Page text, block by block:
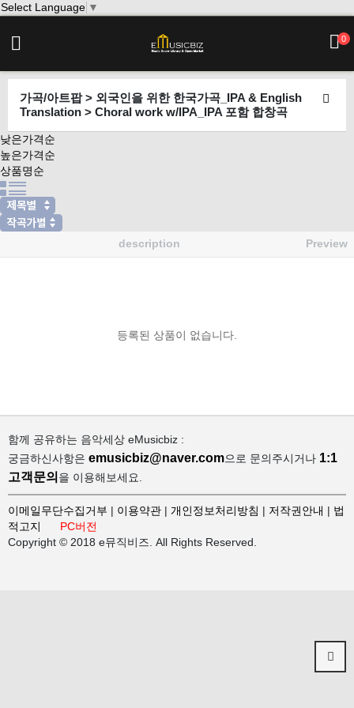
Select Language ▼
0
가곡/아트팝 > 외국인을 위한 한국가곡_IPA & English
Translation > Choral work w/IPA_IPA 포함 합창곡
낮은가격순
높은가격순
상품명순
description Preview
등록된 상품이 없습니다.
함께 공유하는 음악세상 eMusicbiz :
궁금하신사항은 emusicbiz@naver.com으로 문의주시거나 1:1
고객문의 을 이용해보세요.
이메일무단수집거부 이용약관 개인정보처리방침 저작권안내
법
적고지
PC버전
Copyright © 2018 e뮤직비즈. All Rights Reserved.